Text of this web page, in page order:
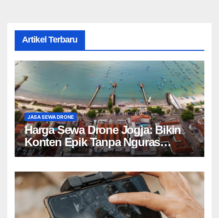
Artikel Terbaru
JASA SEWA DRONE
Harga Sewa Drone Jogja: Bikin
Konten Epik Tanpa Nguras
Kantong?